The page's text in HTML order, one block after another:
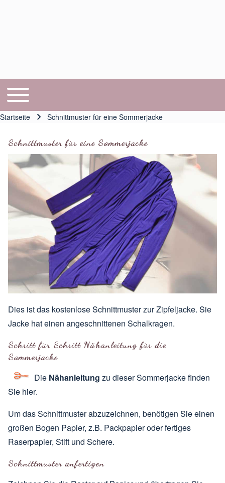
Hauptnavigation
Toggle main menu
Startseite Schnittmuster für eine Sommerjacke
Schnittmuster für eine Sommerjacke
Dies ist das kostenlose Schnittmuster zur Zipfeljacke. Sie
Jacke hat einen angeschnittenen Schalkragen.
Schritt für Schritt Nähanleitung für die
Sommerjacke
Die Nähanleitung zu dieser Sommerjacke finden
Sie hier.
Um das Schnittmuster abzuzeichnen, benötigen Sie einen
großen Bogen Papier, z.B. Packpapier oder fertiges
Raserpapier, Stift und Schere.
Schnittmuster anfertigen